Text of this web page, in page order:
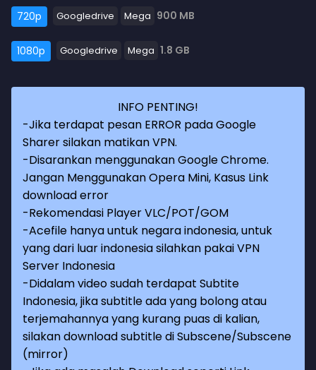
720p Googledrive Mega 900 MB
1080p Googledrive Mega 1.8 GB
INFO PENTING!
-Jika terdapat pesan ERROR pada Google
Sharer silakan matikan VPN.
-Disarankan menggunakan Google Chrome.
Jangan Menggunakan Opera Mini, Kasus Link
download error
-Rekomendasi Player VLC/POT/GOM
-Acefile hanya untuk negara indonesia, untuk
yang dari luar indonesia silahkan pakai VPN
Server Indonesia
-Didalam video sudah terdapat Subtite
Indonesia, jika subtitle ada yang bolong atau
terjemahannya yang kurang puas di kalian,
silakan download subtitle di Subscene/Subscene
(mirror)